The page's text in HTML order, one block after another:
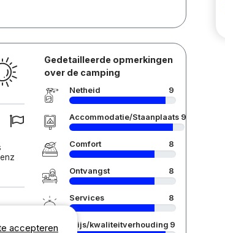
Gedetailleerde opmerkingen
over de camping
Netheid 9
Accommodatie/Staanplaats 9
Comfort 8
Ontvangst 8
Services 8
Prijs/kwaliteitverhouding 9
accepteren